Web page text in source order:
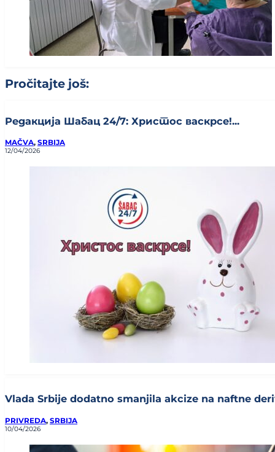
Pročitajte još:
Редакција Шабац 24/7: Христос васкрсе!...
MAČVA, SRBIJA
12/04/2026
Vlada Srbije dodatno smanjila akcize na naftne
PRIVREDA, SRBIJA
10/04/2026